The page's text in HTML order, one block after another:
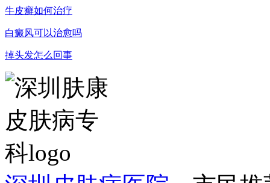
牛皮癣如何治疗
白癜风可以治愈吗
掉头发怎么回事